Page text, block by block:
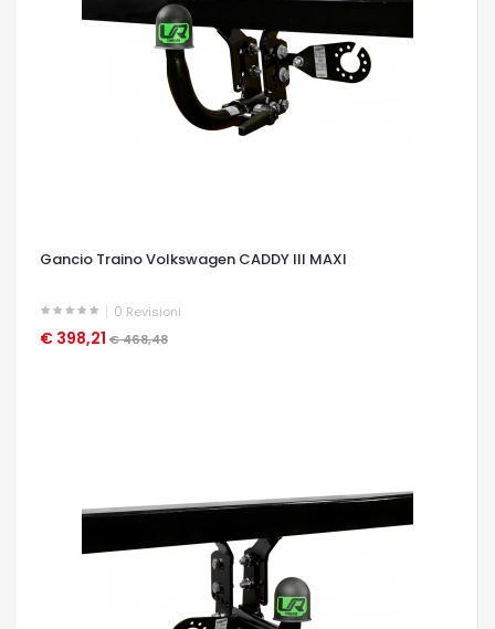
Gancio Traino Volkswagen CADDY III MAXI
0 Revisioni
€ 398,21 € 468,48
OCCHIATA VELOCE